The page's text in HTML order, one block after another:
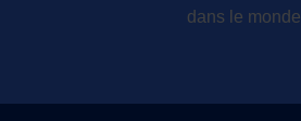
dans le monde